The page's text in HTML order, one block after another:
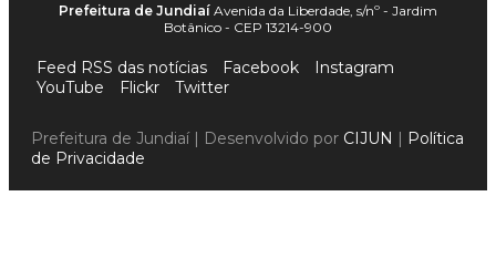
Prefeitura de Jundiaí Avenida da Liberdade, s/nº - Jardim
Botânico - CEP 13214-900
Feed RSS das notícias Facebook
Instagram
YouTube
Flickr Twitter
Prefeitura de Jundiaí | Desenvolvido por CIJUN | Política
de Privacidade